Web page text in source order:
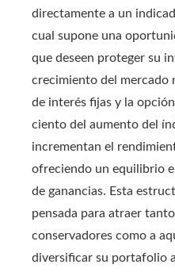
directamente a un
cual supone una
que deseen proteger su
crecimiento del mercado
de interés fijas y la
ciento del aumento del
incrementan el
ofreciendo un equilibrio
de ganancias. Esta
pensada para atraer
conservadores como a
diversificar su portafolio